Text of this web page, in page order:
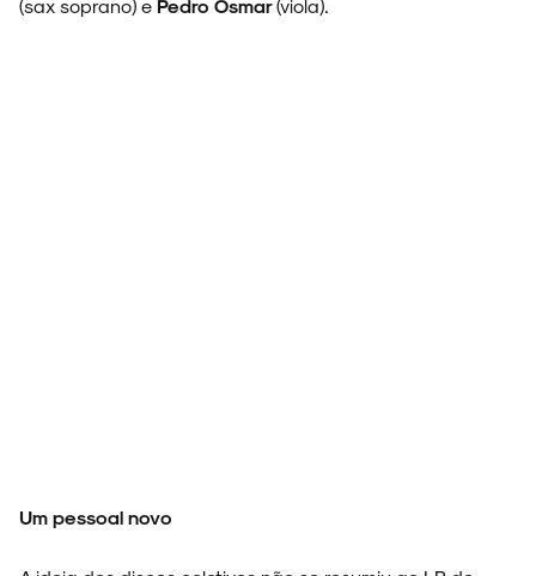
(sax soprano) e Pedro Osmar(viola).
Um pessoal novo